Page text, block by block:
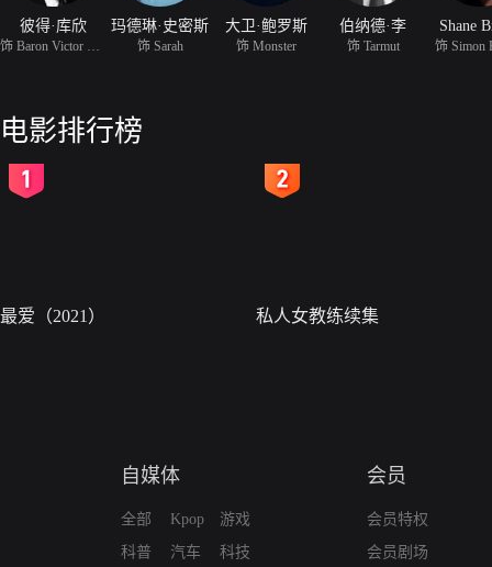
彼得·库欣 玛德琳·史密斯
饰 Sarah
大卫·鲍罗斯
饰 Monster
伯纳德·李
饰 Tarmut
Shane
饰 Simon
电影排行榜
最爱（2021） 私人女教练续集
自媒体
全部
科普
Kpop
汽车
游戏
科技
会员
会员特权
会员剧场